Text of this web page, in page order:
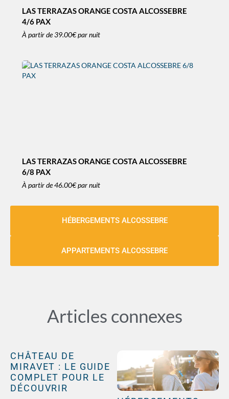
LAS TERRAZAS ORANGE COSTA ALCOSSEBRE
4/6 PAX
À partir de39.00€par nuit
LAS TERRAZAS ORANGE COSTA ALCOSSEBRE
6/8 PAX
À partir de46.00€par nuit
HÉBERGEMENTS ALCOSSEBRE
APPARTEMENTS ALCOSSEBRE
Articles connexes
CHÂTEAU DE
MIRAVET : LE GUIDE
COMPLET POUR LE
DÉCOUVRIR